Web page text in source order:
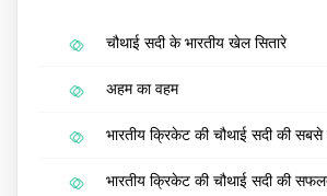
चौथाई सदी के भारतीय खेल सितारे
अहम का वहम
भारतीय क्रिकेट की चौथाई सदी की
भारतीय क्रिकेट की चौथाई सदी की